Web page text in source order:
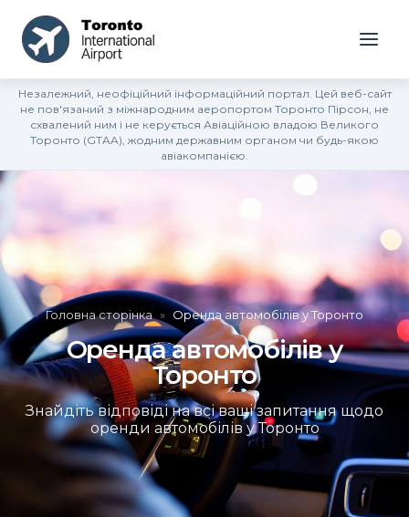
Незалежний, неофіційний інформаційний портал. Цей веб-сайт
не пов'язаний з міжнародним аеропортом Торонто Пірсон, не
схвалений ним і не керується Авіаційною владою Великого
Торонто (GTAA), жодним державним органом чи будь-якою
авіакомпанією.
Головна сторінка » Оренда автомобілів у Торонто
Оренда автомобілів у
Торонто
Знайдіть відповіді на всі ваші запитання щодо
оренди автомобілів у Торонто